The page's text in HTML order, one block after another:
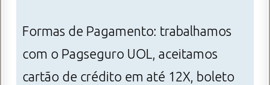
Formas de Pagamento: trabalhamos
com o Pagseguro UOL, aceitamos
cartão de crédito em até 12X, boleto